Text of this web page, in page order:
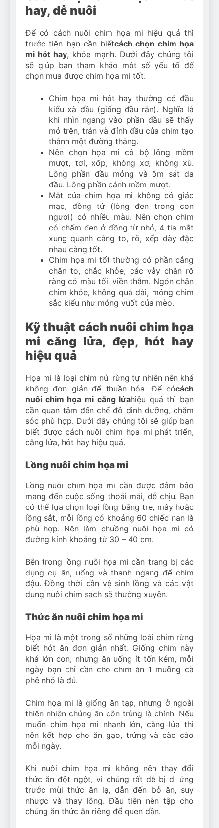
hay, dễ nuôi
Để có cách nuôi chim họa mi hiệu quả thì
trước tiên bạn cần biếtcách chọn chim họa
mi hót hay, khỏe mạnh. Dưới đây chúng tôi
sẽ giúp bạn tham khảo một số yếu tố để
chọn mua được chim họa mi tốt.
Chim họa mi hót hay thường có đầu
kiểu xà đầu (giống đầu rắn). Nghĩa là
khi nhìn ngang vào phần đầu sẽ thấy
mỏ trên, trán và đỉnh đầu của chim tạo
thành một đường thẳng.
Nên chọn họa mi có bộ lông mềm
mượt, tơi, xốp, không xơ, không xù.
Lông phần đầu mỏng và ôm sát da
đầu. Lông phần cánh mềm mượt.
Mắt của chim họa mi không có giác
mạc, đồng tử (lòng đen trong con
ngươi) có nhiều màu. Nên chọn chim
có chấm đen ở đồng từ nhỏ, 4 tia mắt
xung quanh càng to, rõ, xếp dày đặc
nhau càng tốt.
Chim họa mi tốt thường có phần cẳng
chân to, chắc khỏe, các vảy chân rõ
ràng có màu tối, viền thẫm. Ngón chân
chim khỏe, không quá dài, móng chim
sắc kiểu như móng vuốt của mèo.
Kỹ thuật cách nuôi chim họa
mi căng lửa, đẹp, hót hay
hiệu quả
Họa mi là loại chim núi rừng tự nhiên nên khá
không đơn giản để thuần hóa. Để cócách
nuôi chim họa mi căng lửahiệu quả thì bạn
cần quan tâm đến chế độ dinh dưỡng, chăm
sóc phù hợp. Dưới đây chúng tôi sẽ giúp bạn
biết được cách nuôi chim họa mi phát triển,
căng lửa, hót hay hiệu quả.
Lồng nuôi chim họa mi
Lồng nuôi chim họa mi cần được đảm bảo
mang đến cuộc sống thoải mái, dễ chịu. Bạn
có thể lựa chọn loại lồng bằng tre, mây hoặc
lồng sắt, mỗi lồng có khoảng 60 chiếc nan là
phù hợp. Nên làm chuồng nuôi họa mi có
đường kính khoảng từ 30 – 40 cm.
Bên trong lồng nuôi họa mi cần trang bị các
dụng cụ ăn, uống và thanh ngang để chim
đậu. Đồng thời cần vệ sinh lồng và các vật
dụng nuôi chim sạch sẽ thường xuyên.
Thức ăn nuôi chim họa mi
Họa mi là một trong số những loài chim rừng
biết hót ăn đơn giản nhất. Giống chim này
khá lớn con, nhưng ăn uống ít tốn kém, mỗi
ngày bạn chỉ cần cho chim ăn 1 muỗng cà
phê nhỏ là đủ.
Chim họa mi là giống ăn tạp, nhưng ở ngoài
thiên nhiên chúng ăn côn trùng là chính. Nếu
muốn chim họa mi nhanh lớn, căng lửa thì
nên kết hợp cho ăn gạo, trứng và cào cào
mỗi ngày.
Khi nuôi chim họa mi không nên thay đổi
thức ăn đột ngột, vì chúng rất dễ bị dị ứng
trước mùi thức ăn lạ, dẫn đến bỏ ăn, suy
nhược và thay lông. Đầu tiên nên tập cho
chúng ăn thức ăn riêng để quen dần.